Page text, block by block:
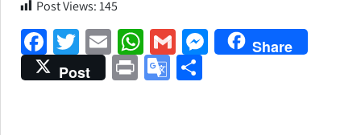
Post Views:145
Facebook
Twitter
EmailWhatsApp
GmailMessenger
Share
Post
PrintGoogle
Share